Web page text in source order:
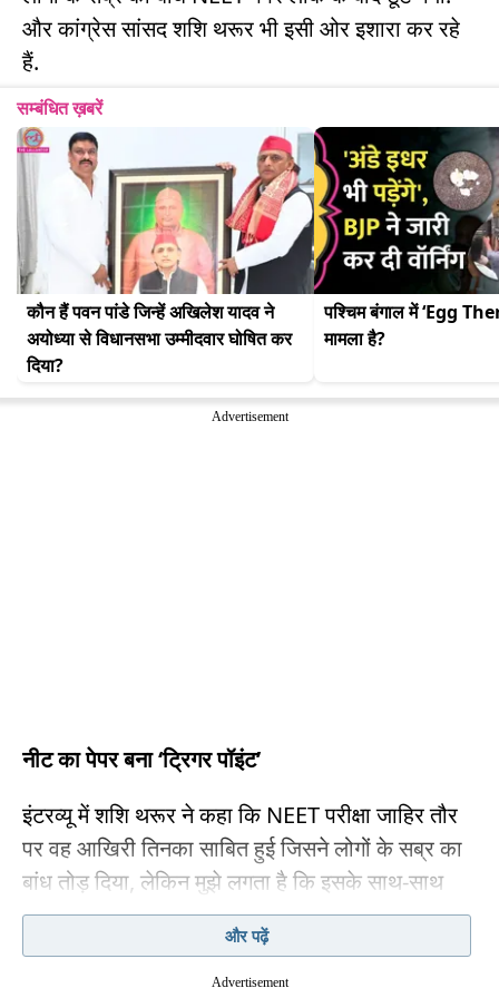
और कांग्रेस सांसद शशि थरूर भी इसी ओर इशारा कर रहे
हैं.
सम्बंधित ख़बरें
कौन हैं पवन पांडे जिन्हें अखिलेश यादव ने
अयोध्या से विधानसभा उम्मीदवार घोषित कर
दिया?
पश्चिम बंगाल में ‘Egg
मामला है?
Advertisement
नीट का पेपर बना ‘ट्रिगर पॉइंट’
इंटरव्यू में शशि थरूर ने कहा कि NEET परीक्षा जाहिर तौर
पर वह आखिरी तिनका साबित हुई जिसने लोगों के सब्र का
बांध तोड़ दिया, लेकिन मुझे लगता है कि इसके साथ-साथ
बेरोजगारी, जीवन में सीमित अवसरों, शिक्षा, बढ़ती महंगाई
और इन सब से निपटने की चुनौतियों को लेकर भी लोगों में
आम तौर पर असंतोष था. फिर जब NEET (पेपर लीक) की
और पढ़ें
Advertisement